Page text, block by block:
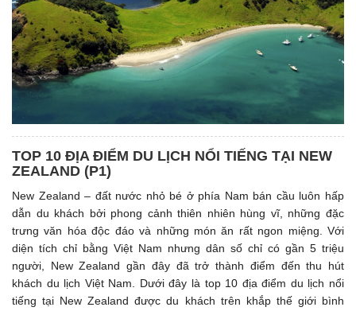
TOP 10 ĐỊA ĐIỂM DU LỊCH NỔI TIẾNG TẠI NEW
ZEALAND (P1)
New Zealand – đất nước nhỏ bé ở phía Nam bán cầu luôn hấp
dẫn du khách bởi phong cảnh thiên nhiên hùng vĩ, những đặc
trưng văn hóa độc đáo và những món ăn rất ngon miệng. Với
diện tích chỉ bằng Việt Nam nhưng dân số chỉ có gần 5 triệu
người, New Zealand gần đây đã trở thành điểm đến thu hút
khách du lịch Việt Nam. Dưới đây là top 10 địa điểm du lịch nổi
tiếng tại New Zealand được du khách trên khắp thế giới bình